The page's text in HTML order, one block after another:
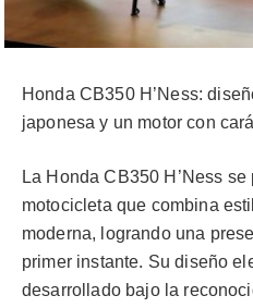
Honda CB350 H’Ness:
japonesa y un motor con
La Honda CB350 H’Ness
motocicleta que combina
moderna, logrando una
primer instante. Su diseño
desarrollado bajo la